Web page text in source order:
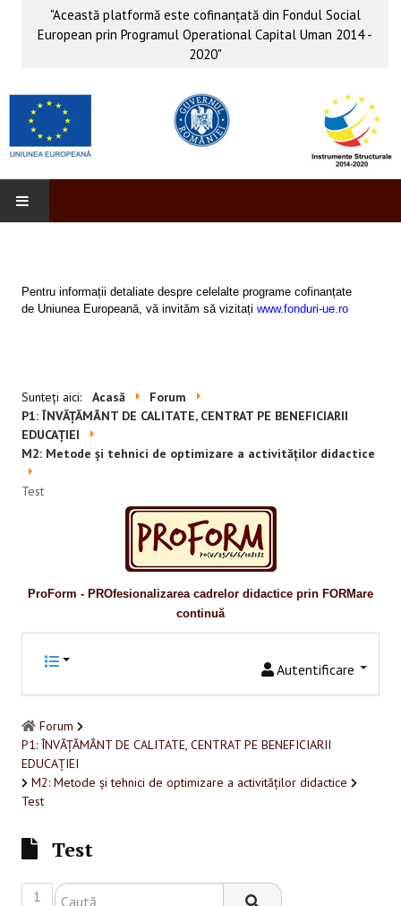
"Această platformă este cofinanţată din Fondul Social
European prin Programul Operational Capital Uman 2014 -
2020"
INFO & PUB
Promovare
RESURSE EDUCAŢIONALE
Pentru educaţie incluzivă
Pentru management instituțional
FORUM
CAMPANIE ONLINE
CONTACT
Pentru informații detaliate despre celelalte programe cofinanțate
de Uniunea Europeană, vă invităm să vizitați www.fonduri-ue.ro
Sunteți aici: Acasă
Forum
P1: ÎNVĂȚĂMÂNT DE CALITATE, CENTRAT PE BENEFICIARII
EDUCAȚIEI
M2: Metode și tehnici de optimizare a activităților didactice
Test
ProForm - PROfesionalizarea cadrelor didactice prin FORMare
continuă
Autentificare
Forum
P1: ÎNVĂȚĂMÂNT DE CALITATE, CENTRAT PE BENEFICIARII
EDUCAȚIEI
M2: Metode și tehnici de optimizare a activităților didactice
Test
Test
1